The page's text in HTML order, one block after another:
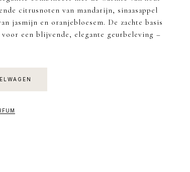
citrusnoten van mandarijn, sinaasappel
jasmijn en oranjebloesem. De zachte basis
een blijvende, elegante geurbeleving –